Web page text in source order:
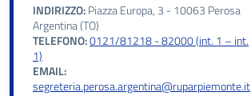
INDIRIZZO:Piazza Europa, 3 - 10063 Perosa
Argentina (TO)
TELEFONO:0121/81218 - 82000 (int. 1 – int.
1)
EMAIL:
segreteria.perosa.argentina@ruparpiemonte.it